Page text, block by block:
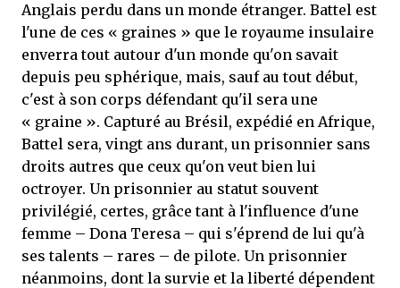
Anglais perdu dans un monde étranger. Battel est
l'une de ces « graines » que le royaume insulaire
enverra tout autour d'un monde qu'on savait
depuis peu sphérique, mais, sauf au tout début,
c'est à son corps défendant qu'il sera une
« graine ». Capturé au Brésil, expédié en Afrique,
Battel sera, vingt ans durant, un prisonnier sans
droits autres que ceux qu'on veut bien lui
octroyer. Un prisonnier au statut souvent
privilégié, certes, grâce tant à l'influence d'une
femme – Dona Teresa – qui s'éprend de lui qu'à
ses talents – rares – de pilote. Un prisonnier
néanmoins, dont la survie et la liberté dépendent